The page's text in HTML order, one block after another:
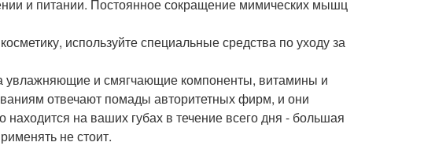
и питании. Постоянное сокращение мимических мышц
используйте специальные средства по уходу за
и смягчающие компоненты, витамины и
отвечают помады авторитетных фирм, и они
на ваших губах в течение всего дня - большая
не стоит.